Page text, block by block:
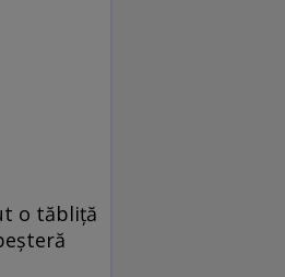
o tăbliță